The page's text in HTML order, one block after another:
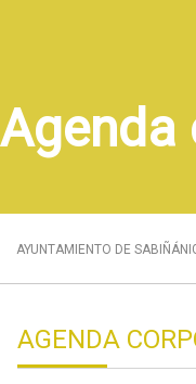
Agenda
AYUNTAMIENTO DE
AGENDA